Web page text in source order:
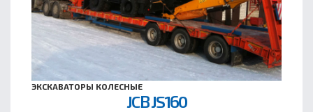
ЭКСКАВАТОРЫ КОЛЕСНЫЕ
JCB JS160